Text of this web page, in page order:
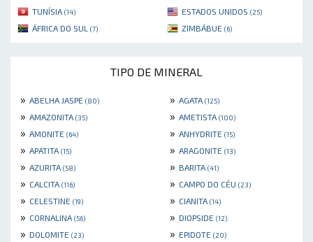
TUNÍSIA (14) ESTADOS UNIDOS (25)
ÁFRICA DO SUL (7) ZIMBÁBUE (6)
TIPO DE MINERAL
» ABELHA JASPE (80) » AGATA (125)
» AMAZONITA (35) » AMETISTA (100)
» AMONITE (64) » ANHYDRITE (15)
» APATITA (15) » ARAGONITE (13)
» AZURITA (58) » BARITA (41)
» CALCITA (116) » CAMPO DO CÉU (23)
» CELESTINE (19) » CIANITA (14)
» CORNALINA (56) » DIOPSIDE (12)
» DOLOMITE (23) » EPIDOTE (20)